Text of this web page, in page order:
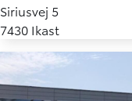
Siriusvej 5
7430 Ikast